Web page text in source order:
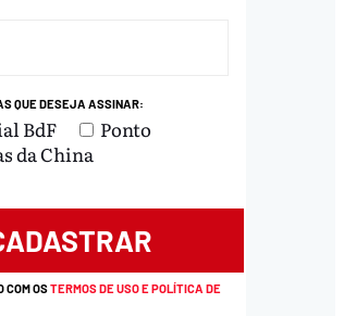
QUE DESEJA ASSINAR:
BdF
Ponto
da China
COM OSTERMOS DE USO E POLÍTICA DE